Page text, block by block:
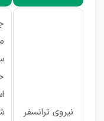
نیروی ترانسفر